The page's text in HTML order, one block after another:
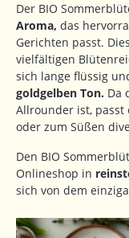
Der BIO
Aroma, das
Gerichten passt.
vielfältigen
sich lange flüssig
goldgelben Ton. Da
Allrounder ist, passt
oder zum Süßen
Den BIO
Onlineshop in
sich von dem